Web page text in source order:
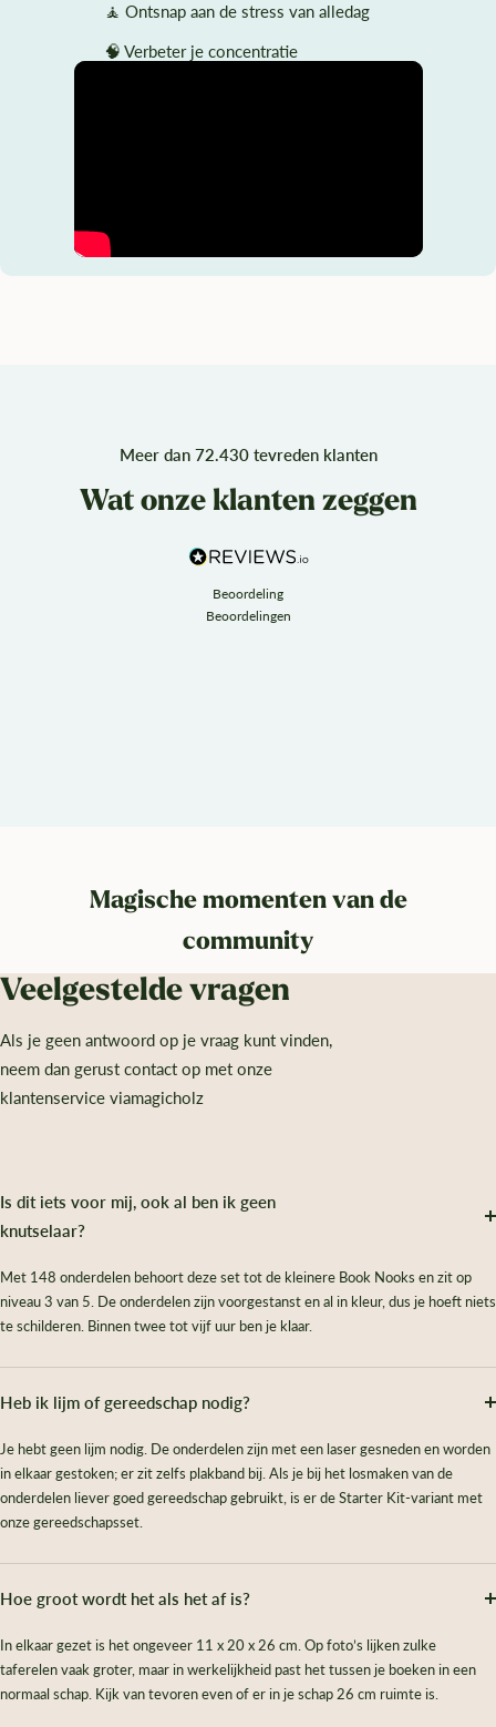
🧘 Ontsnap aan de stress van alledag
🧠 Verbeter je concentratie
Meer dan 72.430 tevreden klanten
Wat onze klanten zeggen
Beoordeling
Beoordelingen
Magische momenten van de
community
Veelgestelde vragen
Als je geen antwoord op je vraag kunt vinden,
neem dan gerust contact op met onze
klantenservice viamagicholz
Is dit iets voor mij, ook al ben ik geen
knutselaar?
Met 148 onderdelen behoort deze set tot de kleinere Book Nooks en zit op
niveau 3 van 5. De onderdelen zijn voorgestanst en al in kleur, dus je hoeft niets
te schilderen. Binnen twee tot vijf uur ben je klaar.
Heb ik lijm of gereedschap nodig?
Je hebt geen lijm nodig. De onderdelen zijn met een laser gesneden en worden
in elkaar gestoken; er zit zelfs plakband bij. Als je bij het losmaken van de
onderdelen liever goed gereedschap gebruikt, is er de Starter Kit-variant met
onze gereedschapsset.
Hoe groot wordt het als het af is?
In elkaar gezet is het ongeveer 11 x 20 x 26 cm. Op foto’s lijken zulke
taferelen vaak groter, maar in werkelijkheid past het tussen je boeken in een
normaal schap. Kijk van tevoren even of er in je schap 26 cm ruimte is.